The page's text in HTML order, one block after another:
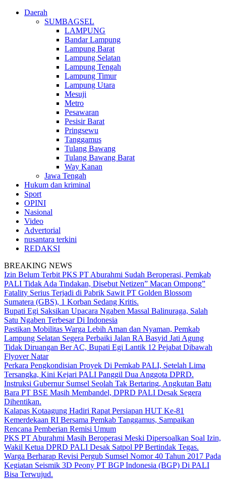
Daerah
SUMBAGSEL
LAMPUNG
Bandar Lampung
Lampung Barat
Lampung Selatan
Lampung Tengah
Lampung Timur
Lampung Utara
Mesuji
Metro
Pesawaran
Pesisir Barat
Pringsewu
Tanggamus
Tulang Bawang
Tulang Bawang Barat
Way Kanan
Jawa Tengah
Hukum dan kriminal
Sport
OPINI
Nasional
Video
Advertorial
nusantara terkini
REDAKSI
BREAKING NEWS
Izin Belum Terbit PKS PT Aburahmi Sudah Beroperasi, Pemkab
PALI Tidak Ada Tindakan, Disebut Netizen” Macan Ompong”
Fatality Serius Terjadi di Pabrik Sawit PT Golden Blossom
Sumatera (GBS), 1 Korban Sedang Kritis.
Bupati Egi Saksikan Upacara Ngaben Massal Balinuraga, Salah
Satu Ngaben Terbesar Di Indonesia
Pastikan Mobilitas Warga Lebih Aman dan Nyaman, Pemkab
Lampung Selatan Segera Perbaiki Jalan RA Basyid Jati Agung
Tidak Diruangan Ber AC, Bupati Egi Lantik 12 Pejabat Dibawah
Flyover Natar
Perkara Pengkondisian Proyek Di Pemkab PALI, Setelah Lima
Tersangka, Kini Kejari PALI Panggil Dua Anggota DPRD.
Instruksi Gubernur Sumsel Seolah Tak Bertaring, Angkutan Batu
Bara PT BSE Masih Membandel, DPRD PALI Desak Segera
Dihentikan.
Kalapas Kotaagung Hadiri Rapat Persiapan HUT Ke-81
Kemerdekaan RI Bersama Pemkab Tanggamus, Sampaikan
Rencana Pemberian Remisi Umum
PKS PT Aburahmi Masih Beroperasi Meski Dipersoalkan Soal Izin,
Wakil Ketua DPRD PALI Desak Satpol PP Bertindak Tegas.
Warga Berharap Revisi Pergub Sumsel Nomor 40 Tahun 2017 Pada
Kegiatan Seismik 3D Peony PT BGP Indonesia (BGP) Di PALI
Bisa Terwujud.